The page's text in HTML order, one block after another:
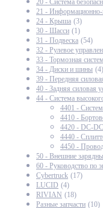
20 - Система
21 - Информационно-
24 - Крыша (3)
30 - Шасси (1)
31 - Подвеска (54)
32 - Рулевое
33 - Тормозная
34 - Диски и шины (4)
39 - Передняя
40 - Задняя силовая
44 - Система
4401 -
4410 -
4420 - DC-
4440 -
4450 -
50 - Внешние
60 - Руководство по
Cybertruck (17)
LUCID (4)
RIVIAN (18)
Разные запчасти (10)